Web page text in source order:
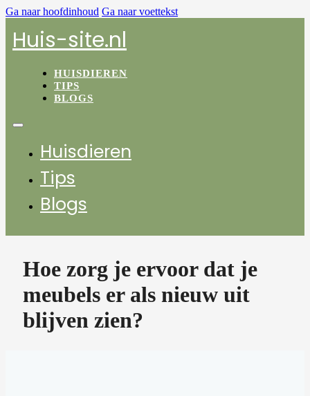
Ga naar hoofdinhoud Ga naar voettekst
Huis-site.nl
HUISDIEREN
TIPS
BLOGS
Huisdieren
Tips
Blogs
Hoe zorg je ervoor dat je
meubels er als nieuw uit
blijven zien?